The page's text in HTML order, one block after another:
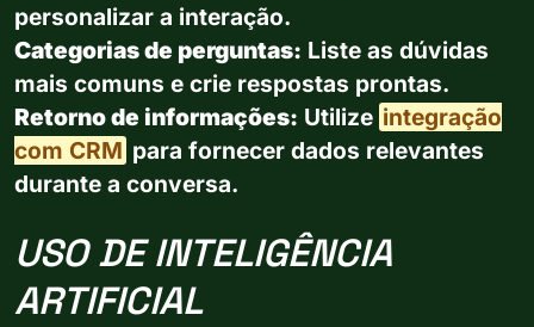
personalizar a interação.
Categorias de perguntas: Liste as dúvidas
mais comuns e crie respostas prontas.
Retorno de informações: Utilize integração
com CRM para fornecer dados relevantes
durante a conversa.
USO DE INTELIGÊNCIA
ARTIFICIAL